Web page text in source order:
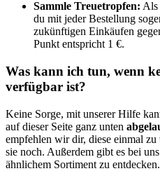
Sammle Treuetropfen: Als
du mit jeder Bestellung
zukünftigen Einkäufen
Punkt entspricht 1 €.
Was kann ich tun, wenn
verfügbar ist?
Keine Sorge, mit unserer Hilfe
auf dieser Seite ganz unten
empfehlen wir dir, diese einmal
sie noch. Außerdem gibt es bei
ähnlichem Sortiment zu